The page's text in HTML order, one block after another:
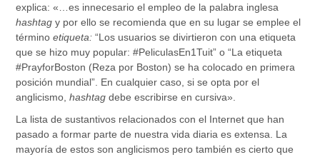
explica: «…es innecesario el empleo de la palabra inglesa
hashtagy por ello se recomienda que en su lugar se emplee el
términoetiqueta: “Los usuarios se divirtieron con una etiqueta
que se hizo muy popular: #PeliculasEn1Tuit” o “La etiqueta
#PrayforBoston (Reza por Boston) se ha colocado en primera
posición mundial”. En cualquier caso, si se opta por el
anglicismo,hashtagdebe escribirse en cursiva».
La lista de sustantivos relacionados con el Internet que han
pasado a formar parte de nuestra vida diaria es extensa. La
mayoría de estos son anglicismos pero también es cierto que